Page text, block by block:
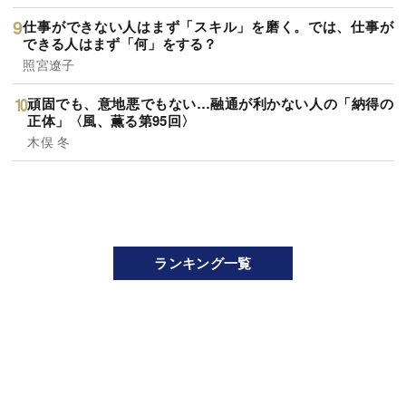
仕事ができない人はまず「スキル」を磨く。では、仕事が
できる人はまず「何」をする？
照宮遼子
頑固でも、意地悪でもない…融通が利かない人の「納得の
正体」〈風、薫る第95回〉
木俣 冬
ランキング一覧